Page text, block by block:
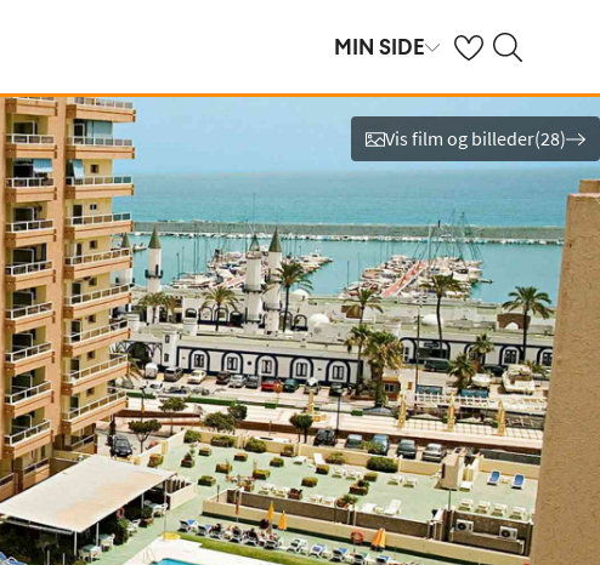
MIN SIDE Se dine gemte
Søg på spies.dk
Vis film og billeder(28)